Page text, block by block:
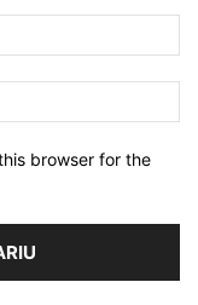
browser for the